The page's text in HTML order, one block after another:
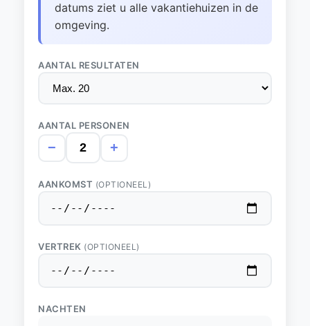
datums ziet u alle vakantiehuizen in de
omgeving.
AANTAL RESULTATEN
AANTAL PERSONEN
− +
AANKOMST (OPTIONEEL)
VERTREK (OPTIONEEL)
NACHTEN